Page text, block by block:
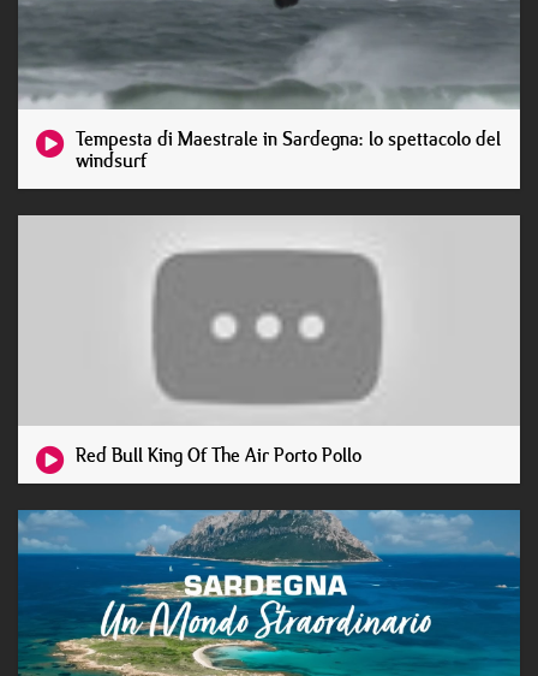
Tempesta di Maestrale in Sardegna: lo spettacolo del
windsurf
Red Bull King Of The Air Porto Pollo